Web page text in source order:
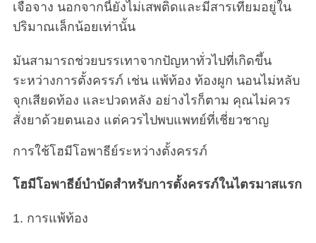
เจือจาง นอกจากนี้ยังไม่เสพติดและมีสารเทียมอยู่ใน
ปริมาณเล็กน้อยเท่านั้น
มันสามารถช่วยบรรเทาจากปัญหาทั่วไปที่เกิดขึ้น
ระหว่างการตั้งครรภ์ เช่น แพ้ท้อง ท้องผูก นอนไม่หลับ
จุกเสียดท้อง และปวดหลัง อย่างไรก็ตาม คุณไม่ควร
สั่งยาด้วยตนเอง แต่ควรไปพบแพทย์ที่เชี่ยวชาญ
การใช้โฮมีโอพาธีย์ระหว่างตั้งครรภ์
โฮมีโอพาธีย์บำบัดสำหรับการตั้งครรภ์ในไตรมาสแรก
1. การแพ้ท้อง